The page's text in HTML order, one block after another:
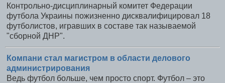
Контрольно-дисциплинарный комитет Федерации
футбола Украины пожизненно дисквалифицировал 18
футболистов, игравших в составе так называемой
"сборной ДНР".
Компани стал магистром в области делового
администрирования
Ведь футбол больше, чем просто спорт. Футбол – это